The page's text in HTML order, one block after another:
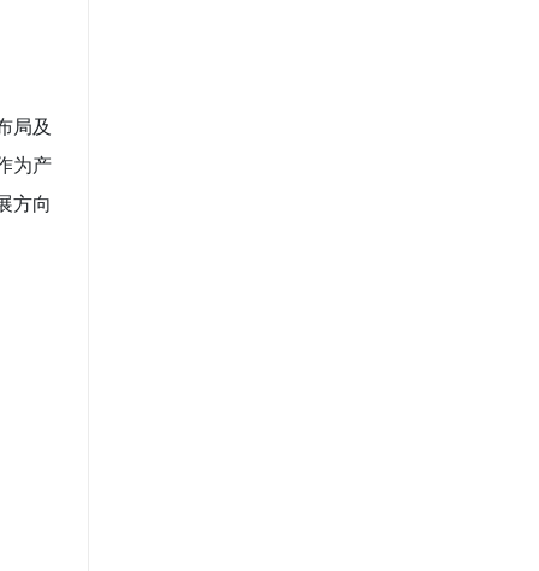
局及
为产
方向